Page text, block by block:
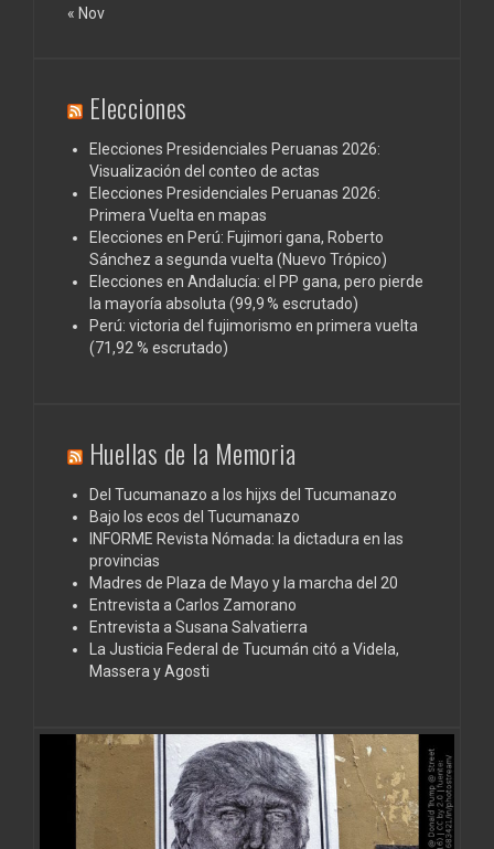
« Nov
Elecciones
Elecciones Presidenciales Peruanas 2026:
Visualización del conteo de actas
Elecciones Presidenciales Peruanas 2026:
Primera Vuelta en mapas
Elecciones en Perú: Fujimori gana, Roberto
Sánchez a segunda vuelta (Nuevo Trópico)
Elecciones en Andalucía: el PP gana, pero pierde
la mayoría absoluta (99,9 % escrutado)
Perú: victoria del fujimorismo en primera vuelta
(71,92 % escrutado)
Huellas de la Memoria
Del Tucumanazo a los hijxs del Tucumanazo
Bajo los ecos del Tucumanazo
INFORME Revista Nómada: la dictadura en las
provincias
Madres de Plaza de Mayo y la marcha del 20
Entrevista a Carlos Zamorano
Entrevista a Susana Salvatierra
La Justicia Federal de Tucumán citó a Videla,
Massera y Agosti